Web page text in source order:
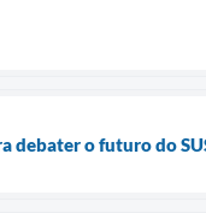
debater o futuro do